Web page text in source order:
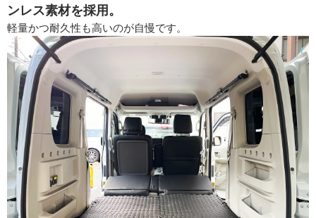
ンレス素材を採用。
軽量かつ耐久性も高いのが自慢です。